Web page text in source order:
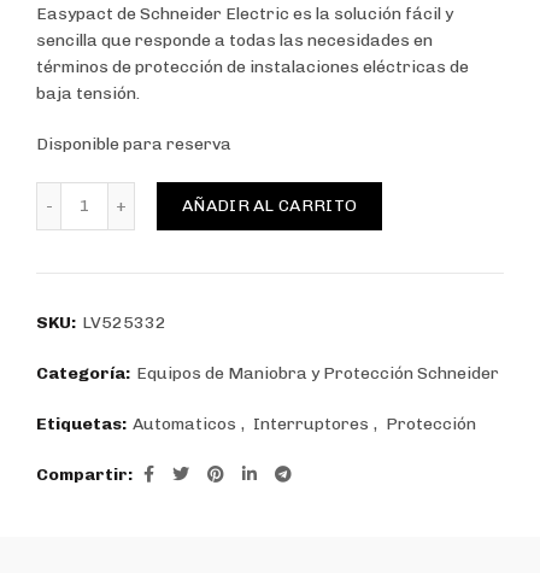
Easypact de Schneider Electric es la solución fácil y
sencilla que responde a todas las necesidades en
términos de protección de instalaciones eléctricas de
baja tensión.
Disponible para reserva
INTERRUPTOR AUTOMATICO CAJA MOLDEADA 3P
AÑADIR AL CARRITO
SKU: LV525332
Categoría: Equipos de Maniobra y Protección Schneider
Etiquetas: Automaticos , Interruptores , Protección
Compartir